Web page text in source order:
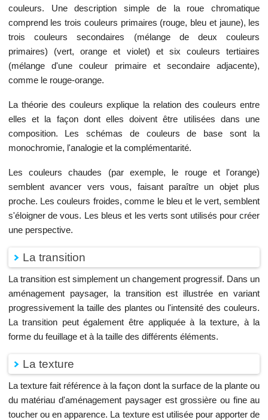
couleurs. Une description simple de la roue chromatique
comprend les trois couleurs primaires (rouge, bleu et jaune), les
trois couleurs secondaires (mélange de deux couleurs
primaires) (vert, orange et violet) et six couleurs tertiaires
(mélange d'une couleur primaire et secondaire adjacente),
comme le rouge-orange.
La théorie des couleurs explique la relation des couleurs entre
elles et la façon dont elles doivent être utilisées dans une
composition. Les schémas de couleurs de base sont la
monochromie, l'analogie et la complémentarité.
Les couleurs chaudes (par exemple, le rouge et l'orange)
semblent avancer vers vous, faisant paraître un objet plus
proche. Les couleurs froides, comme le bleu et le vert, semblent
s'éloigner de vous. Les bleus et les verts sont utilisés pour créer
une perspective.
La transition
La transition est simplement un changement progressif. Dans un
aménagement paysager, la transition est illustrée en variant
progressivement la taille des plantes ou l'intensité des couleurs.
La transition peut également être appliquée à la texture, à la
forme du feuillage et à la taille des différents éléments.
La texture
La texture fait référence à la façon dont la surface de la plante ou
du matériau d'aménagement paysager est grossière ou fine au
toucher ou en apparence. La texture est utilisée pour apporter de